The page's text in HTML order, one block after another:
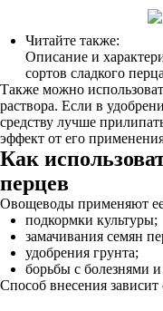
Читайте также:
Описание и
сортов сладкого перца
Также можно
раствора. Если в
средству лучше
эффект от его
Как
перцев
Овощеводы применяют
подкормки культуры;
замачивания семян
удобрения грунта;
борьбы с болезнями
Способ внесения